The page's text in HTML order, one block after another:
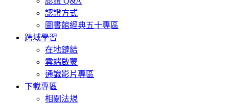
認證方式
圖書館經典五十專區
跨域學習
在地鏈結
雲端啟蒙
通識影片專區
下載專區
相關法規